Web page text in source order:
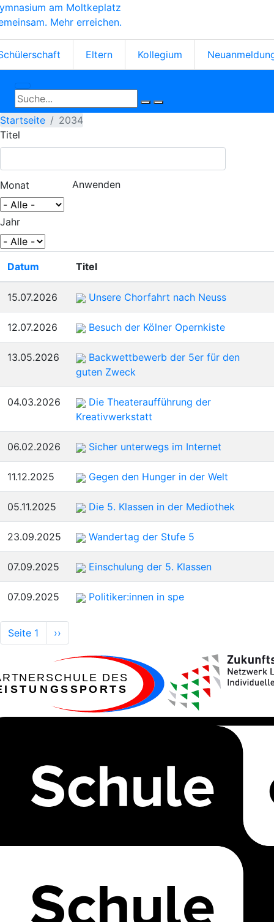
Direkt
zum
Inhalt
am Moltkeplatz
Mehr erreichen.
Eltern Kollegium
Startseite
2034
Titel
Monat
Jahr
Datum Aufsteigend
sortieren
Titel
15.07.2026 Unsere Chorfahrt nach Neuss
12.07.2026 Besuch der Kölner Opernkiste
13.05.2026
Backwettbewerb der 5er für den
guten Zweck
04.03.2026
Die Theateraufführung der
Kreativwerkstatt
06.02.2026 Sicher unterwegs im Internet
11.12.2025 Gegen den Hunger in der Welt
05.11.2025 Die 5. Klassen in der Mediothek
23.09.2025 Wandertag der Stufe 5
07.09.2025 Einschulung der 5. Klassen
07.09.2025 Politiker:innen in spe
Seitennummerierung
Seite 1
Nächste
Seite
››
ARTNERSCHULE DES
EISTUNGSSPORTS